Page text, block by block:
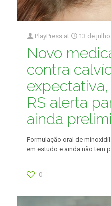
PlayPress at 13 de
Novo
contra
RS alerta
ainda
Formulação oral de
em estudo e ainda não tem
0